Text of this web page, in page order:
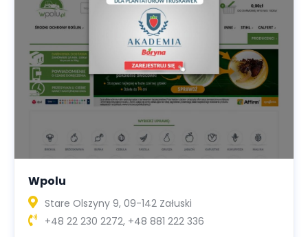
Wpolu
Stare Olszyny 9, 09-142 Załuski
+48 22 230 2272, +48 881 222 336